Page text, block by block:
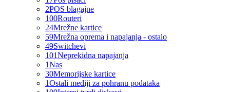
2POS blagajne
100Routeri
24Mrežne kartice
59Mrežna oprema i napajanja - ostalo
49Switchevi
101Neprekidna napajanja
1Nas
30Memorijske kartice
1Ostali mediji za pohranu podataka